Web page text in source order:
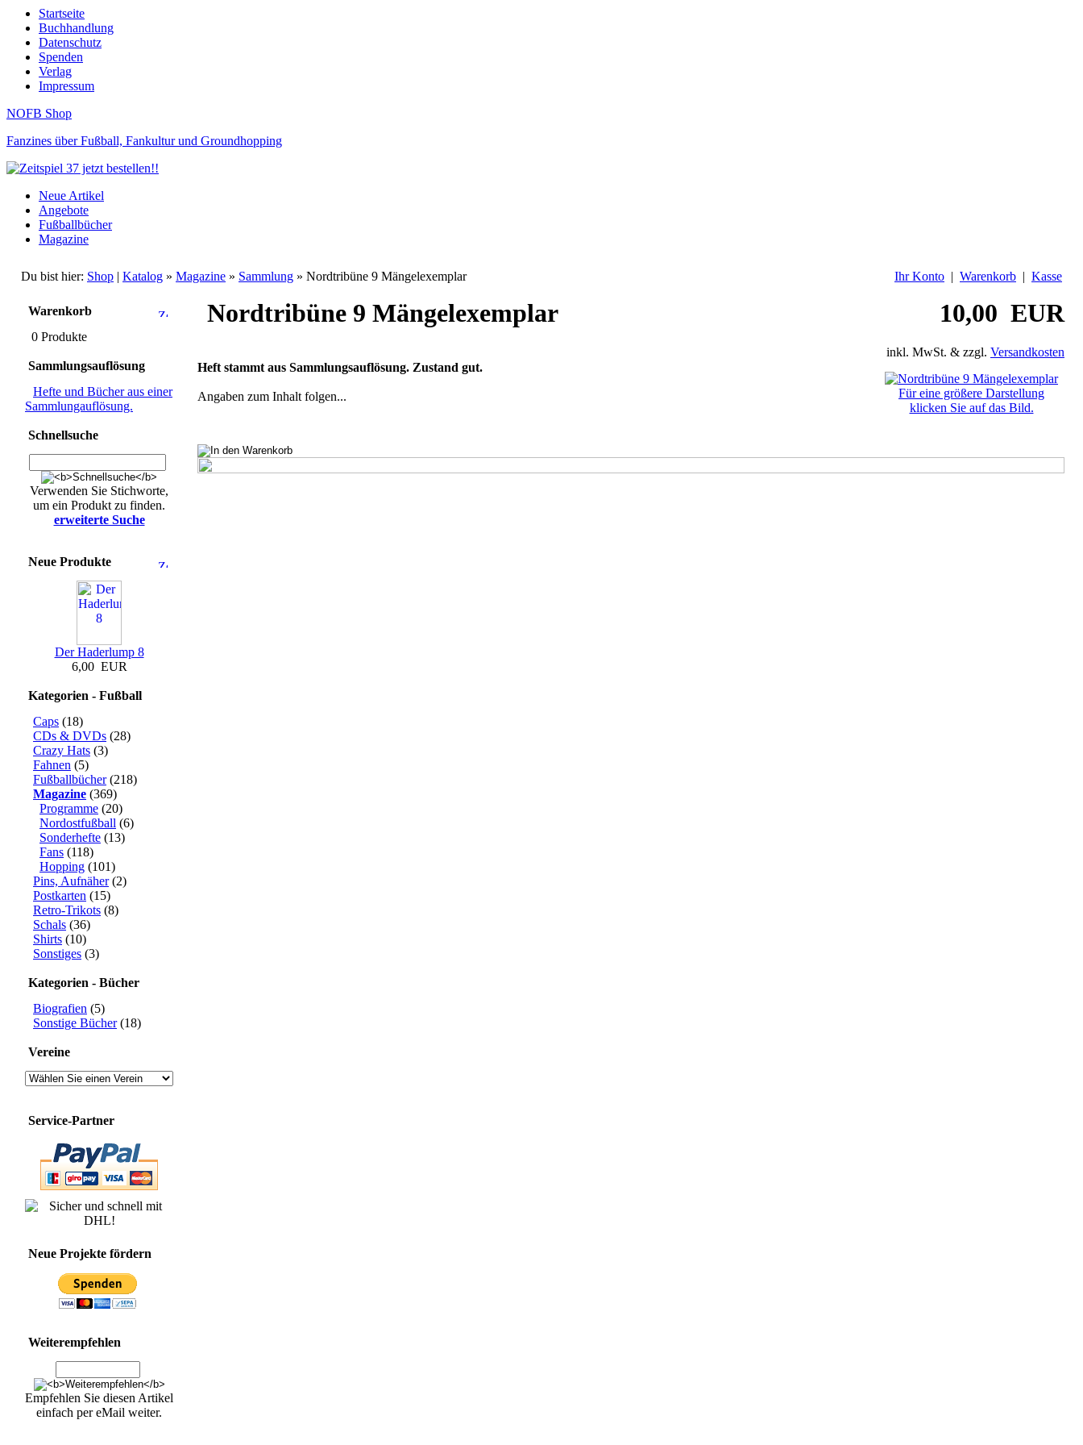
Startseite
Buchhandlung
Datenschutz
Spenden
Verlag
Impressum
NOFB Shop
Fanzines über Fußball, Fankultur und Groundhopping
Neue Artikel
Angebote
Fußballbücher
Magazine
Du bist hier: Shop | Katalog » Magazine » Sammlung » Nordtribüne 9 Mängelexemplar Ihr Konto | Warenkorb | Kasse
Warenkorb
0 Produkte
Sammlungsauflösung
Hefte und Bücher aus einer
Sammlungauflösung.
Schnellsuche
Verwenden Sie Stichworte,
um ein Produkt zu finden.
erweiterte Suche
Neue Produkte
Der Haderlump 8
6,00 EUR
Kategorien - Fußball
Caps (18)
CDs & DVDs (28)
Crazy Hats (3)
Fahnen (5)
Fußballbücher(218)
Magazine (369)
Programme (20)
Nordostfußball (6)
Sonderhefte (13)
Fans (118)
Hopping (101)
Pins, Aufnäher(2)
Postkarten (15)
Retro-Trikots (8)
Schals (36)
Shirts (10)
Sonstiges (3)
Kategorien - Bücher
Biografien (5)
Sonstige Bücher(18)
Vereine
Service-Partner
Neue Projekte fördern
Weiterempfehlen
Empfehlen Sie diesen Artikel
einfach per eMail weiter.
Nordtribüne 9 Mängelexemplar 10,00 EUR
inkl. MwSt. & zzgl. Versandkosten
Für eine größere Darstellung
klicken Sie auf das Bild.
Heft stammt aus Sammlungsauflösung. Zustand gut.
Angaben zum Inhalt folgen...